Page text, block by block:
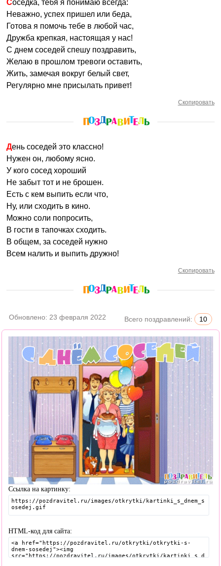
Соседка, тебя я понимаю всегда:
Неважно, успех пришел или беда,
Готова я помочь тебе в любой час,
Дружба крепкая, настоящая у нас!
С днем соседей спешу поздравить,
Желаю в прошлом тревоги оставить,
Жить, замечая вокруг белый свет,
Регулярно мне присылать привет!
Скопировать
День соседей это классно!
Нужен он, любому ясно.
У кого сосед хороший
Не забыт тот и не брошен.
Есть с кем выпить если что,
Ну, или сходить в кино.
Можно соли попросить,
В гости в тапочках сходить.
В общем, за соседей нужно
Всем налить и выпить дружно!
Скопировать
Обновлено: 23 февраля 2022 Всего поздравлений: 10
Ссылка на картинку:
HTML-код для сайта: